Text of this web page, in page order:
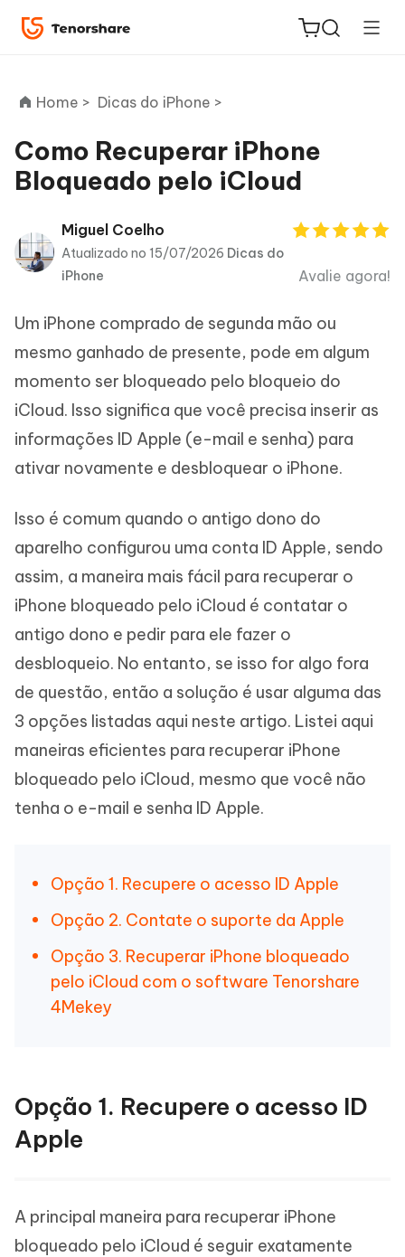
ReiBoot
PDNob
PDF
iAnyGo
Home > Dicas do iPhone >
Como Recuperar iPhone
Bloqueado pelo iCloud
Miguel Coelho
Atualizado no 15/07/2026 Dicas do
iPhone
Avalie agora!
Um iPhone comprado de segunda mão ou
mesmo ganhado de presente, pode em algum
momento ser bloqueado pelo bloqueio do
iCloud. Isso significa que você precisa inserir as
informações ID Apple (e-mail e senha) para
ativar novamente e desbloquear o iPhone.
Isso é comum quando o antigo dono do
aparelho configurou uma conta ID Apple, sendo
assim, a maneira mais fácil para recuperar o
iPhone bloqueado pelo iCloud é contatar o
antigo dono e pedir para ele fazer o
desbloqueio. No entanto, se isso for algo fora
de questão, então a solução é usar alguma das
3 opções listadas aqui neste artigo. Listei aqui
maneiras eficientes para recuperar iPhone
bloqueado pelo iCloud, mesmo que você não
tenha o e-mail e senha ID Apple.
Opção 1. Recupere o acesso ID Apple
Opção 2. Contate o suporte da Apple
Opção 3. Recuperar iPhone bloqueado
pelo iCloud com o software Tenorshare
4Mekey
Opção 1. Recupere o acesso ID
Apple
A principal maneira para recuperar iPhone
bloqueado pelo iCloud é seguir exatamente